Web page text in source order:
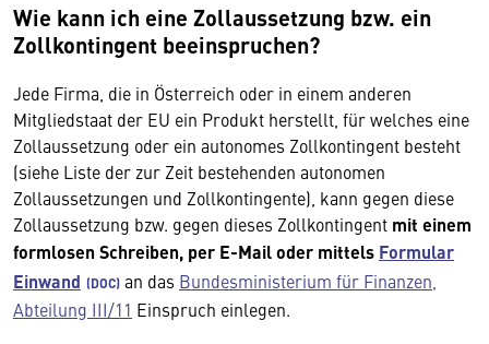
Wie kann ich eine Zollaussetzung bzw. ein
Zollkontingent beeinspruchen?
Jede Firma, die in Österreich oder in einem anderen
Mitgliedstaat der EU ein Produkt herstellt, für welches eine
Zollaussetzung oder ein autonomes Zollkontingent besteht
(siehe Liste der zur Zeit bestehenden autonomen
Zollaussetzungen und Zollkontingente), kann gegen diese
Zollaussetzung bzw. gegen dieses Zollkontingent mit einem
form­losen Schreiben, per E-Mail oder mittels Formular
Einwand
an das Bundesministerium für Finanzen,
Abteilung III/11 Einspruch einlegen.